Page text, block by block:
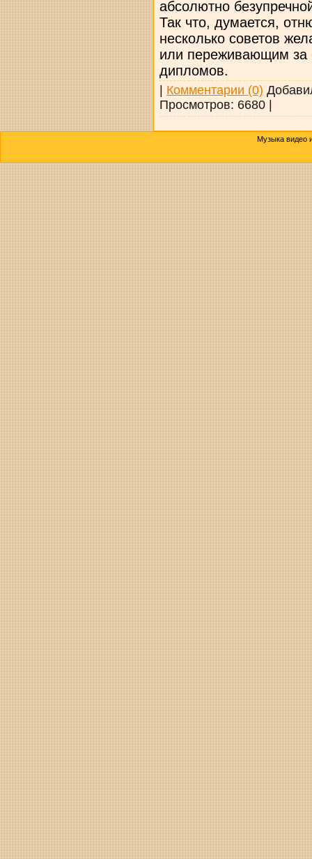
абсолютно
Так что, думается,
несколько советов
или переживающим за
дипломов.
| Комментарии (0)
Просмотров: 6680|
Музыка видео